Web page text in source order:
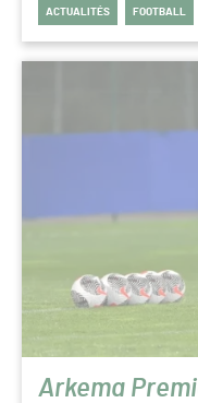
ACTUALITÉS FOOTBALL
Arkema